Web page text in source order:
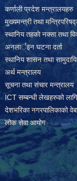
कर्णाली प्रदेश मन्त्रालयहरु
मुख्यमन्त्री तथा
स्थानिय तहकाे नक्सा तथा
अनलार्इन घटना दर्ता
स्थानिय शासन तथा
अर्थ मन्त्रालय
सूचना तथा संचार मन्त्रालय
ICT सम्बन्धी लेखहरुको लागि
देशभरिका नगरपालिकाको
लोक सेवा आयोग